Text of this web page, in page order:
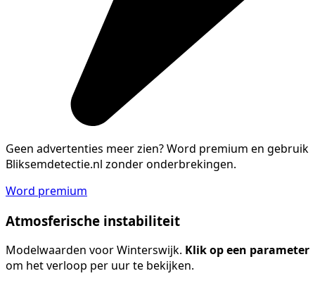
Geen advertenties meer zien?Word premium en gebruik
Bliksemdetectie.nl zonder onderbrekingen.
Word premium
Atmosferische instabiliteit
Modelwaarden voor Winterswijk. Klik op een parameter
om het verloop per uur te bekijken.